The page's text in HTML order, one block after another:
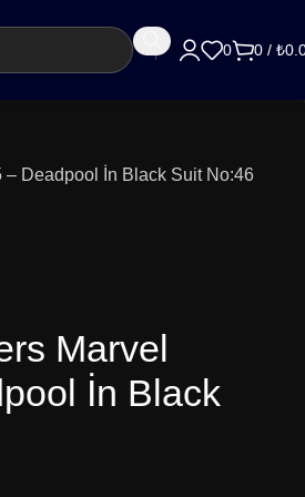
0 0 / ₺
Deadpool İn Black Suit No:46
Marvel
İn Black